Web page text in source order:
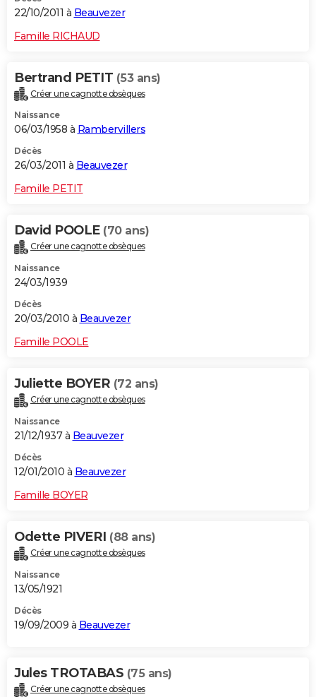
22/10/2011 à Beauvezer
Famille RICHAUD
Bertrand PETIT (53 ans)
Créer une cagnotte obsèques
Naissance
06/03/1958 à Rambervillers
Décès
26/03/2011 à Beauvezer
Famille PETIT
David POOLE (70 ans)
Créer une cagnotte obsèques
Naissance
24/03/1939
Décès
20/03/2010 à Beauvezer
Famille POOLE
Juliette BOYER (72 ans)
Créer une cagnotte obsèques
Naissance
21/12/1937 à Beauvezer
Décès
12/01/2010 à Beauvezer
Famille BOYER
Odette PIVERI (88 ans)
Créer une cagnotte obsèques
Naissance
13/05/1921
Décès
19/09/2009 à Beauvezer
Jules TROTABAS (75 ans)
Créer une cagnotte obsèques